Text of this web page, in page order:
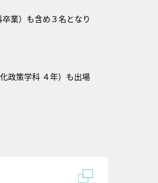
業）も含め３名となり
政策学科 ４年）も出場